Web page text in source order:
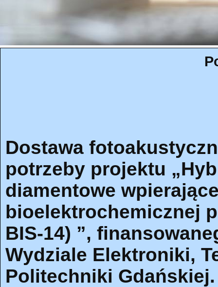
Dostawa
potrzeby projektu
diamentowe
bioelektrochemicznej
BIS-14) ”,
Wydziale Elektroniki,
Politechniki Gdańskiej.